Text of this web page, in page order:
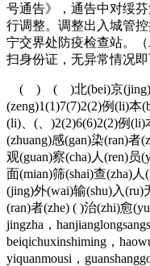
号通告》，通告中对绥
行调整。调整出入城管
宁交界处防疫检查站。
扫身份证，无异常情况即
( ) ( )北(bei)京
(zeng)1(1)7(7)2(2)例(li)本
(li)、(、)2(2)6(6)2(2)例(li)
(zhuang)感(gan)染(ran)者
观(guan)察(cha)人(ren)员
面(mian)筛(shai)查(zha)
(jing)外(wai)输(shu)入(ru)
(ran)者(zhe) ( )治(zhi)愈
jingzha，
beiqichuxinshiming，
yiquanmousi，